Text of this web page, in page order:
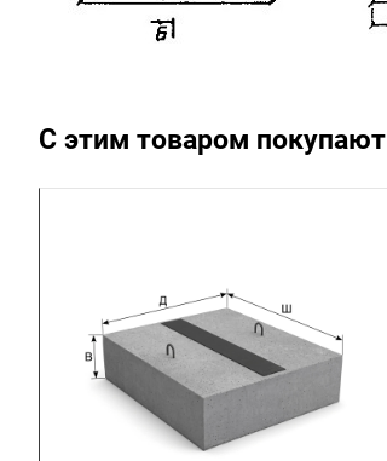
С этим товаром покупают